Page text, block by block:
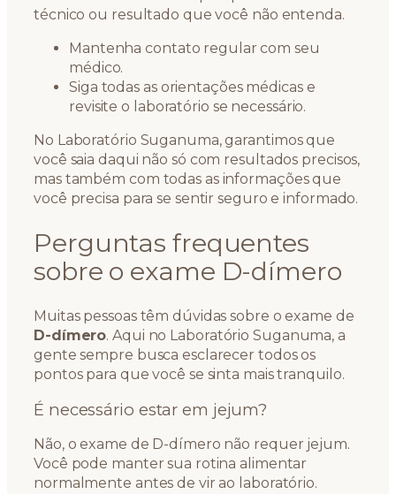
técnico ou resultado que você não entenda.
Mantenha contato regular com seu
médico.
Siga todas as orientações médicas e
revisite o laboratório se necessário.
No Laboratório Suganuma, garantimos que
você saia daqui não só com resultados precisos,
mas também com todas as informações que
você precisa para se sentir seguro e informado.
Perguntas frequentes
sobre o exame D-dímero
Muitas pessoas têm dúvidas sobre o exame de
D-dímero. Aqui no Laboratório Suganuma, a
gente sempre busca esclarecer todos os
pontos para que você se sinta mais tranquilo.
É necessário estar em jejum?
Não, o exame de D-dímero não requer jejum.
Você pode manter sua rotina alimentar
normalmente antes de vir ao laboratório.